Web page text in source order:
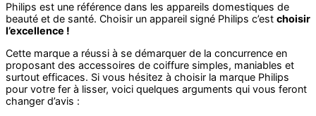
Philips est une référence dans les appareils domestiques de
beauté et de santé. Choisir un appareil signé Philips c’est choisir
l’excellence !
Cette marque a réussi à se démarquer de la concurrence en
proposant des accessoires de coiffure simples, maniables et
surtout efficaces. Si vous hésitez à choisir la marque Philips
pour votre fer à lisser, voici quelques arguments qui vous feront
changer d’avis :